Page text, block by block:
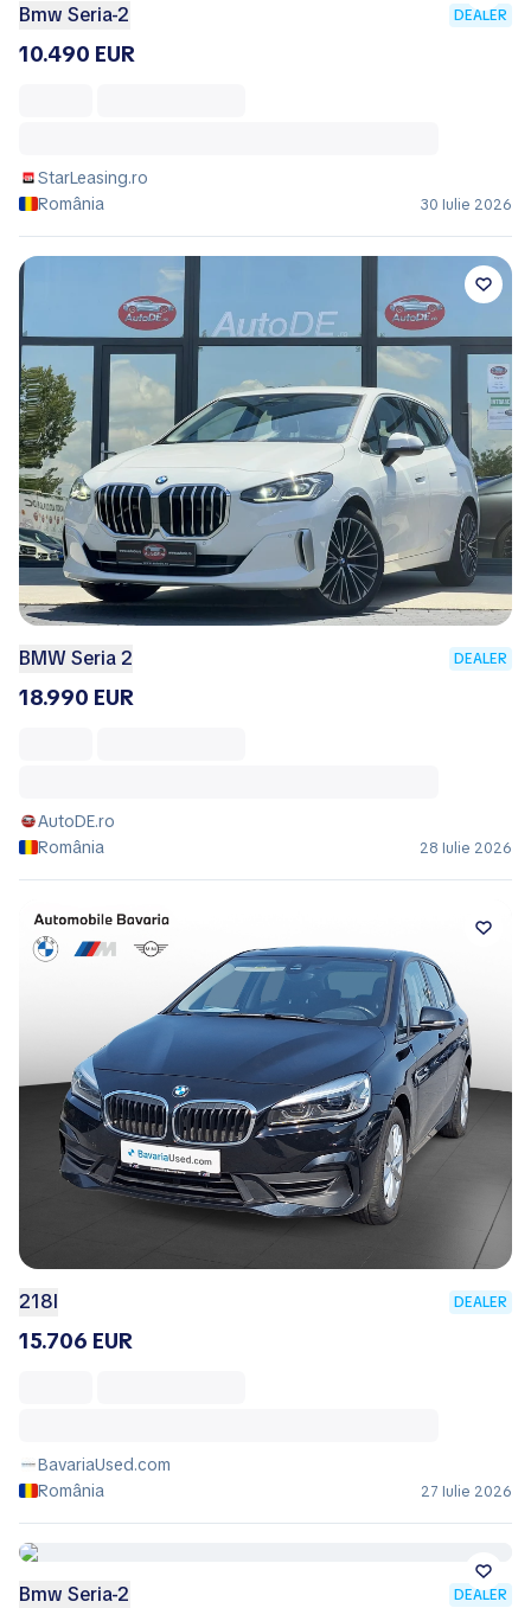
Bmw Seria-2 DEALER
10.490 EUR
StarLeasing.ro
România
30 Iulie 2026
BMW Seria 2 DEALER
18.990 EUR
AutoDE.ro
România
28 Iulie 2026
218I DEALER
15.706 EUR
BavariaUsed.com
România
27 Iulie 2026
Bmw Seria-2 DEALER